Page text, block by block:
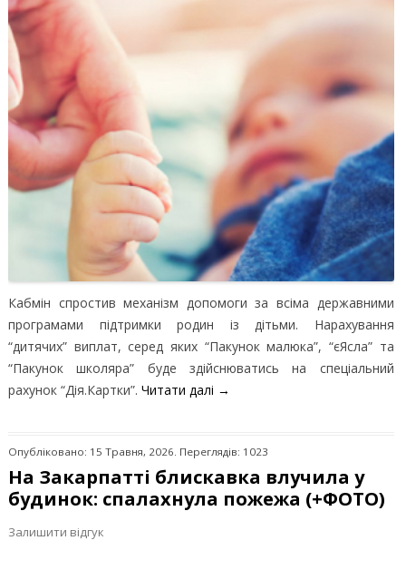
Кабмін спростив механізм допомоги за всіма державними
програмами підтримки родин із дітьми. Нарахування
“дитячих” виплат, серед яких “Пакунок малюка”, “єЯсла” та
“Пакунок школяра” буде здійснюватись на спеціальний
рахунок “Дія.Картки”. Читати далі →
Опубліковано: 15 Травня, 2026. Переглядів: 1023
На Закарпатті блискавка влучила у
будинок: спалахнула пожежа (+ФОТО)
Залишити відгук